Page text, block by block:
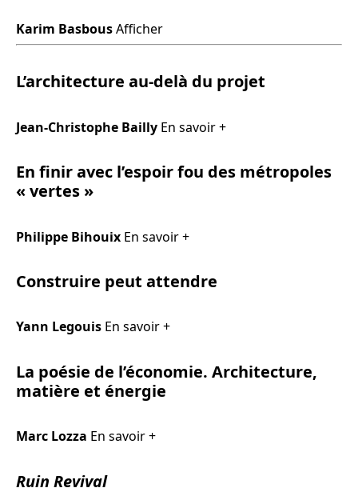
Karim BasbousAfficher
L’architecture au-delà du projet
Jean-Christophe Bailly En savoir +
En finir avec l’espoir fou des métropoles
« vertes »
Philippe Bihouix En savoir +
Construire peut attendre
Yann Legouis En savoir +
La poésie de l’économie. Architecture,
matière et énergie
Marc Lozza En savoir +
Ruin Revival